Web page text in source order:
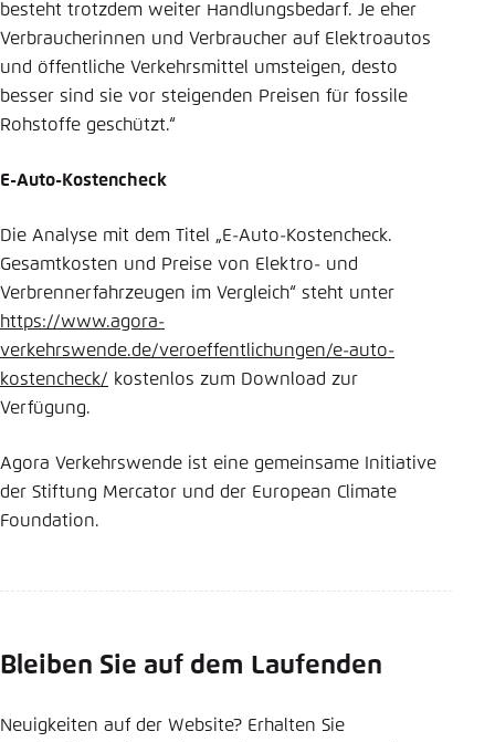
besteht trotzdem weiter Handlungsbedarf. Je eher
Verbraucherinnen und Verbraucher auf Elektroautos
und öffentliche Verkehrsmittel umsteigen, desto
besser sind sie vor steigenden Preisen für fossile
Rohstoffe geschützt.“
E-Auto-Kostencheck
Die Analyse mit dem Titel „E-Auto-Kostencheck.
Gesamtkosten und Preise von Elektro- und
Verbrennerfahrzeugen im Vergleich“ steht unter
https://www.agora-
verkehrswende.de/veroeffentlichungen/e-auto-
kostencheck/ kostenlos zum Download zur
Verfügung.
Agora Verkehrswende ist eine gemeinsame Initiative
der Stiftung Mercator und der European Climate
Foundation.
Bleiben Sie auf dem Laufenden
Neuigkeiten auf der Website? Erhalten Sie